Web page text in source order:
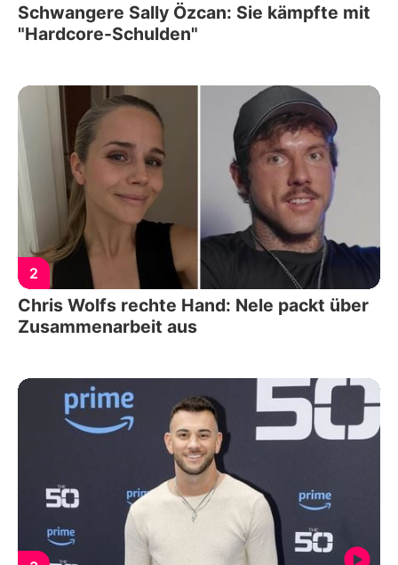
Schwangere Sally Özcan: Sie kämpfte mit
"Hardcore-Schulden"
2
Chris Wolfs rechte Hand: Nele packt über
Zusammenarbeit aus